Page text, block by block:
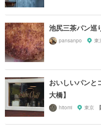
池尻三茶パン巡
pansanpo 東
おいしいパンと
大橋】
hitomi 東京